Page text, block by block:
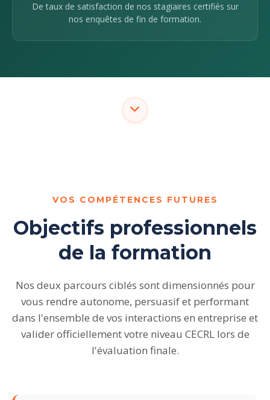
De taux de satisfaction de nos stagiaires certifiés sur
nos enquêtes de fin de formation.
VOS COMPÉTENCES FUTURES
Objectifs professionnels
de la formation
Nos deux parcours ciblés sont dimensionnés pour
vous rendre autonome, persuasif et performant
dans l'ensemble de vos interactions en entreprise et
valider officiellement votre niveau CECRL lors de
l'évaluation finale.